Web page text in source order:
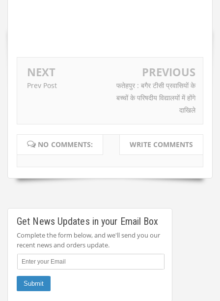
NEXT
Prev Post
PREVIOUS
फतेहपुर : बगैर टीसी प्रवासियों के
बच्चों के परिषदीय विद्यालयों में होंगे
दाखिले
NO COMMENTS: WRITE COMMENTS
Get News Updates in your Email Box
Complete the form below, and we'll send you our
recent news and orders update.